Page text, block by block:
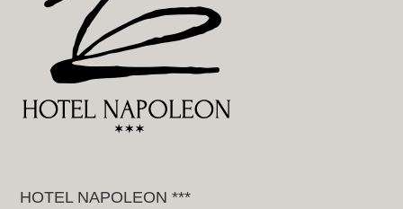
HOTEL NAPOLEON ***